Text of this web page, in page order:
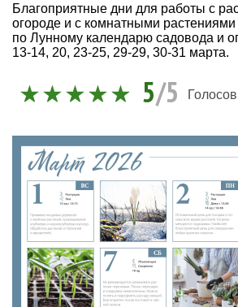
Благоприятные дни для работы с
огороде и с комнатными
по Лунному календарю садовода и
13-14, 20, 23-25, 29-29, 30-31 марта.
5/5